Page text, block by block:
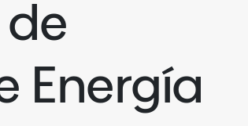
de
Energía